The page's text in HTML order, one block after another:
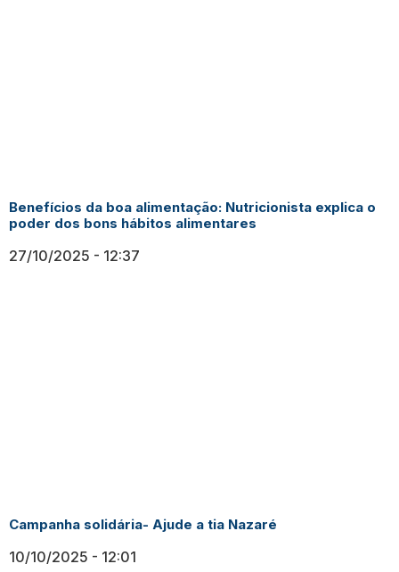
Benefícios da boa alimentação: Nutricionista explica o
poder dos bons hábitos alimentares
27/10/2025 12:37
Campanha solidária- Ajude a tia Nazaré
10/10/2025 12:01